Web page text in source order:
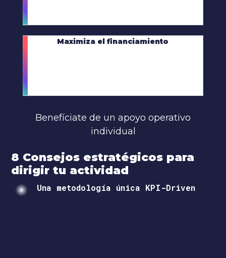
Maximiza el financiamiento
Benefíciate de un apoyo operativo
individual
8 Consejos estratégicos para
dirigir tu actividad
Una metodología única KPI-Driven